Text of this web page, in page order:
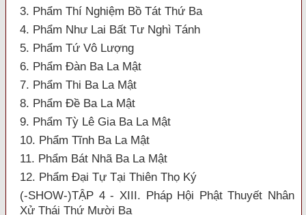
3. Phẩm Thí Nghiệm Bồ Tát Thứ Ba
4. Phẩm Như Lai Bất Tư Nghì Tánh
5. Phẩm Tứ Vô Lượng
6. Phẩm Đàn Ba La Mật
7. Phẩm Thi Ba La Mật
8. Phẩm Đề Ba La Mật
9. Phẩm Tỳ Lê Gia Ba La Mật
10. Phẩm Tĩnh Ba La Mật
11. Phẩm Bát Nhã Ba La Mật
12. Phẩm Đại Tự Tại Thiên Thọ Ký
(-SHOW-)TẬP 4 - XIII. Pháp Hội Phật Thuyết Nhân
Xử Thái Thứ Mười Ba